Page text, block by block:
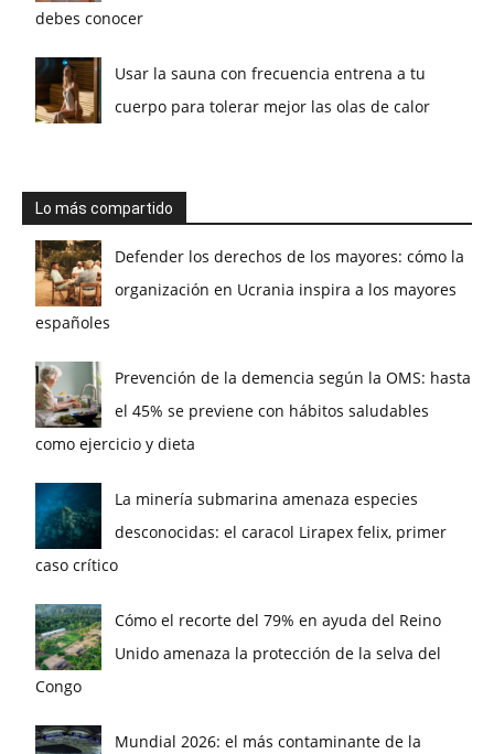
debes conocer
Usar la sauna con frecuencia entrena a tu
cuerpo para tolerar mejor las olas de calor
Lo más compartido
Defender los derechos de los mayores: cómo la
organización en Ucrania inspira a los mayores
españoles
Prevención de la demencia según la OMS: hasta
el 45% se previene con hábitos saludables
como ejercicio y dieta
La minería submarina amenaza especies
desconocidas: el caracol Lirapex felix, primer
caso crítico
Cómo el recorte del 79% en ayuda del Reino
Unido amenaza la protección de la selva del
Congo
Mundial 2026: el más contaminante de la